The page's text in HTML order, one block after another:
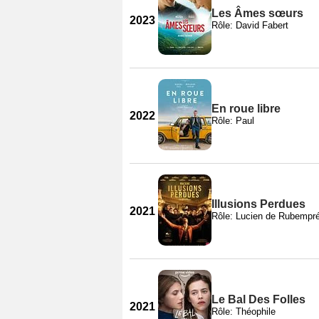
2023
Les Âmes sœurs
Rôle: David Fabert
2022
En roue libre
Rôle: Paul
2021
Illusions Perdues
Rôle: Lucien de
2021
Le Bal Des Folles
Rôle: Théophile